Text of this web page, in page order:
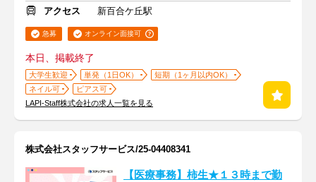
アクセス
新百合ケ丘駅
急募 オンライン面接可
本日、掲載終了
大学生歓迎 単発（1日OK）
短期（1ヶ月以内OK）
ネイル可
ピアス可
LAPI-Staff株式会社の求人一覧を見る
株式会社スタッフサービス/25-04408341
【医療事務】柿生★１３時まで勤